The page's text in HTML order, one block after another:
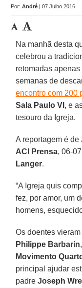
Por:André | 07 Julho 2016
Na manhã desta
celebrou a
retomadas
semanas de
encontro com 200
Sala Paulo VI , e
tesouro da Igreja.
A reportagem é de
ACI Prensa, 06-
Langer.
“A Igreja quis
fez, por amor, um
homens,
Os doentes vieram
Philippe Barbarin
Movimento
principal ajudar
padreJoseph